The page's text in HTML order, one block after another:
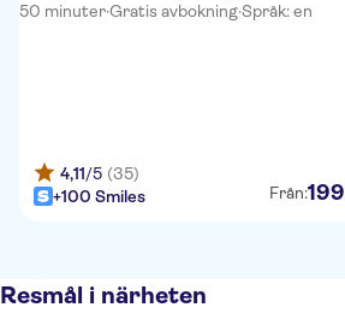
50 minuter·Gratis avbokning·Språk: en
4,11/5 (35)
+100 Smiles
Från:199
Resmål i närheten